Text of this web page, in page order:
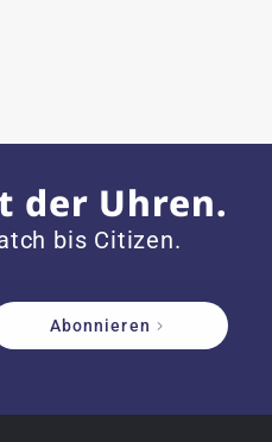
an,
der Uhren.
bis Citizen.
Abonnieren